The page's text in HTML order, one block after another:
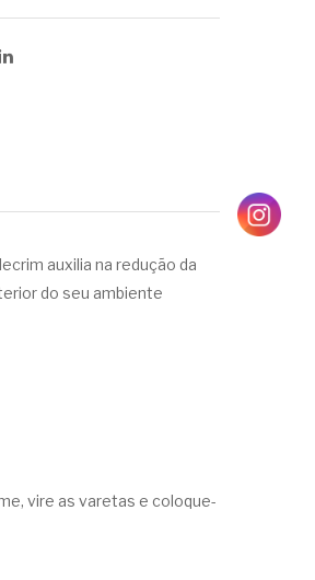
auxilia na redução da
do seu ambiente
vire as varetas e coloque-